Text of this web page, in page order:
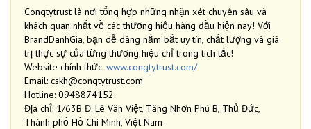
Congtytrust là nơi tổng hợp những nhận xét chuyên sâu và
khách quan nhất về các thương hiệu hàng đầu hiện nay! Với
BrandDanhGia, bạn dễ dàng nắm bắt uy tín, chất lượng và giá
trị thực sự của từng thương hiệu chỉ trong tích tắc!
Website chính thức: www.congtytrust.com/
Email: cskh@congtytrust.com
Hotline: 0948874152
Địa chỉ: 1/63B Đ. Lê Văn Việt, Tăng Nhơn Phú B, Thủ Đức,
Thành phố Hồ Chí Minh, Việt Nam